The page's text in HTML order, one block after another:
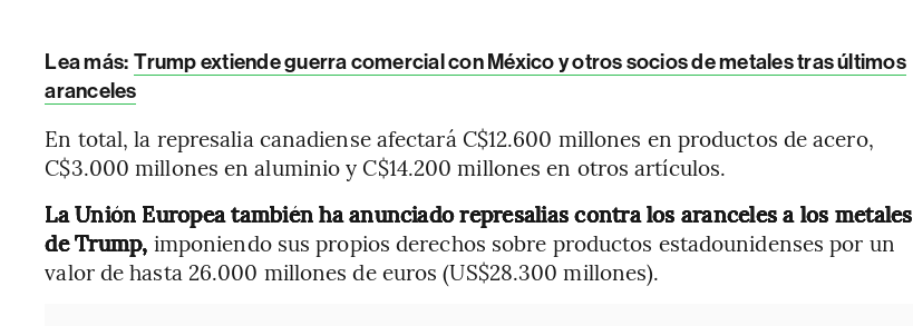
Lea más: Trump extiende guerra comercial con México y otros socios de metales tras últimos
aranceles
En total, la represalia canadiense afectará C$12.600 millones en productos de acero,
C$3.000 millones en aluminio y C$14.200 millones en otros artículos.
La Unión Europea también ha anunciado represalias contra los aranceles a los metales
de Trump, imponiendo sus propios derechos sobre productos estadounidenses por un
valor de hasta 26.000 millones de euros (US$28.300 millones).